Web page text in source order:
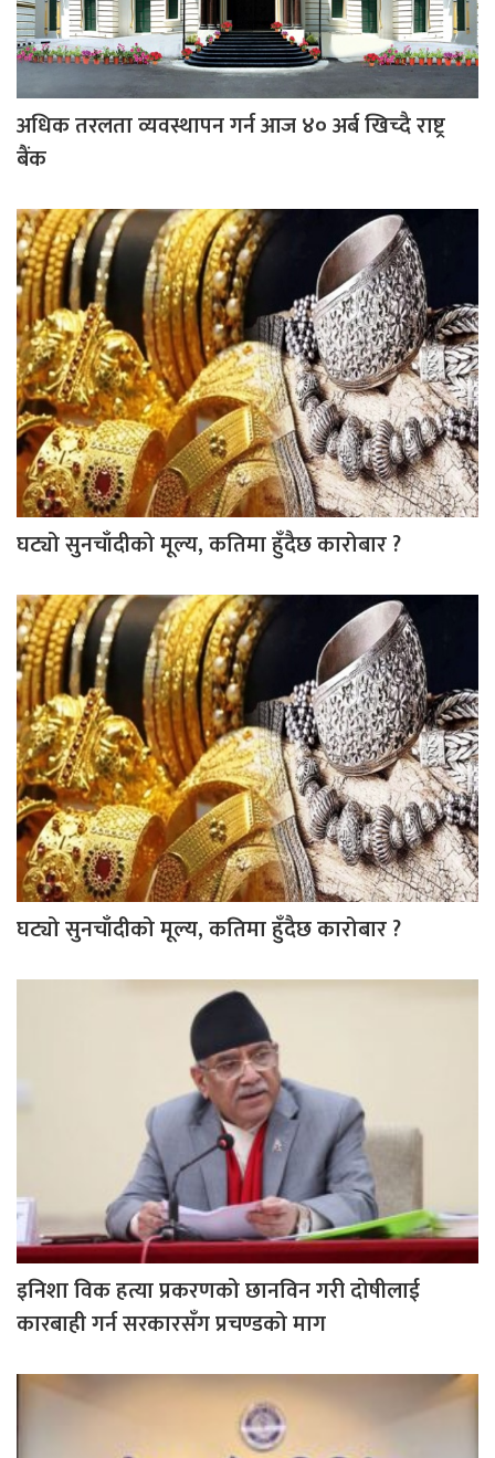
अधिक तरलता व्यवस्थापन गर्न आज ४० अर्ब खिच्दै राष्ट्र
बैंक
घट्यो सुनचाँदीको मूल्य, कतिमा हुँदैछ कारोबार ?
घट्यो सुनचाँदीको मूल्य, कतिमा हुँदैछ कारोबार ?
इनिशा विक हत्या प्रकरणको छानविन गरी दोषीलाई
कारबाही गर्न सरकारसँग प्रचण्डको माग